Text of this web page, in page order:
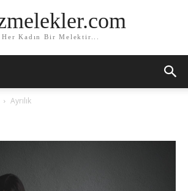
Her Kadın Bir Melektir...
Ayrılık